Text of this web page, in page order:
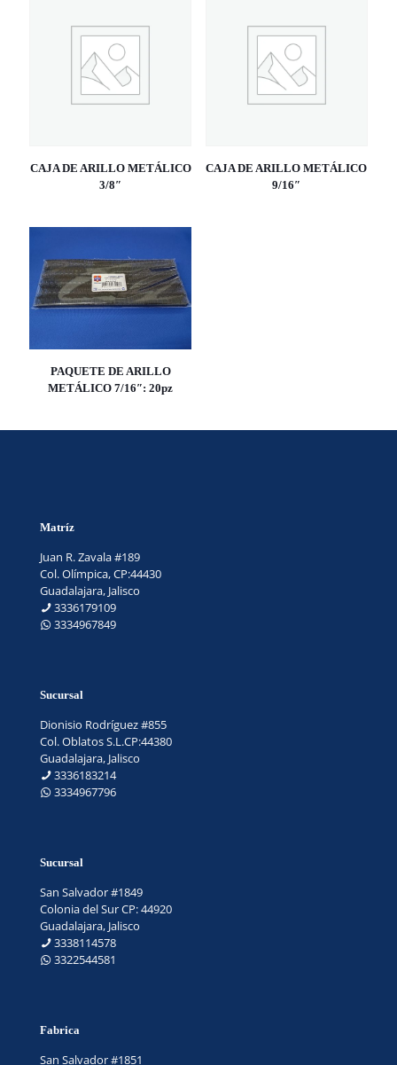
CAJA DE ARILLO METÁLICO
3/8″
CAJA DE ARILLO METÁLICO
9/16″
PAQUETE DE ARILLO
METÁLICO 7/16″: 20pz
Matríz
Juan R. Zavala #189
Col. Olímpica, CP:44430
Guadalajara, Jalisco
3336179109
3334967849
Sucursal
Dionisio Rodríguez #855
Col. Oblatos S.L.CP:44380
Guadalajara, Jalisco
3336183214
3334967796
Sucursal
San Salvador #1849
Colonia del Sur CP: 44920
Guadalajara, Jalisco
3338114578
3322544581
Fabrica
San Salvador #1851